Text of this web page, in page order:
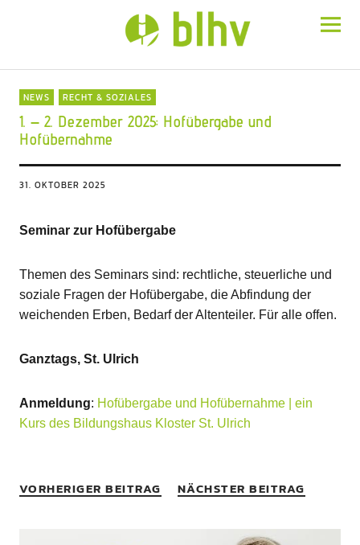
NEWS RECHT & SOZIALES
1. – 2. Dezember 2025: Hofübergabe und
Hofübernahme
31. OKTOBER 2025
Seminar zur Hofübergabe
Themen des Seminars sind: rechtliche, steuerliche und
soziale Fragen der Hofübergabe, die Abfindung der
weichenden Erben, Bedarf der Altenteiler. Für alle offen.
Ganztags, St. Ulrich
Anmeldung: Hofübergabe und Hofübernahme | ein
Kurs des Bildungshaus Kloster St. Ulrich
VORHERIGER BEITRAG NÄCHSTER BEITRAG